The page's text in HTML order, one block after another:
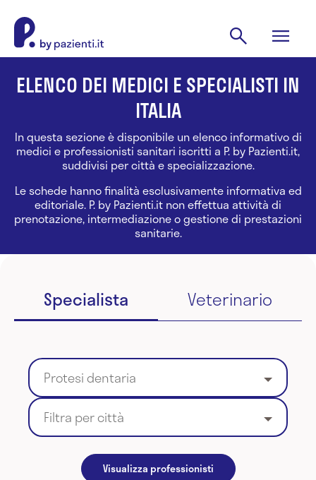
ELENCO DEI MEDICI E SPECIALISTI IN
ITALIA
In questa sezione è disponibile un elenco informativo di
medici e professionisti sanitari iscritti a P. by Pazienti.it,
suddivisi per città e specializzazione.
Le schede hanno finalità esclusivamente informativa ed
editoriale. P. by Pazienti.it non effettua attività di
prenotazione, intermediazione o gestione di prestazioni
sanitarie.
Specialista Veterinario
Protesi dentaria
Filtra per città
Visualizza professionisti